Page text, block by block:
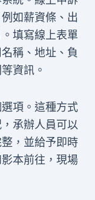
如薪資條、出
填寫線上表單
稱、地址、負
資訊。
項。這種方式
承辦人員可以
，並給予即時
本前往，現場